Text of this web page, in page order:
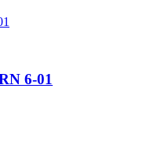
6-01